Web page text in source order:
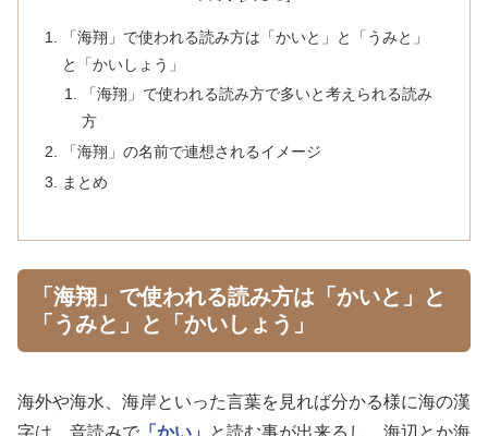
「海翔」で使われる読み方は「かいと」と「うみと」
と「かいしょう」
「海翔」で使われる読み方で多いと考えられる読み
方
「海翔」の名前で連想されるイメージ
まとめ
「海翔」で使われる読み方は「かいと」と
「うみと」と「かいしょう」
海外や海水、海岸といった言葉を見れば分かる様に海の漢